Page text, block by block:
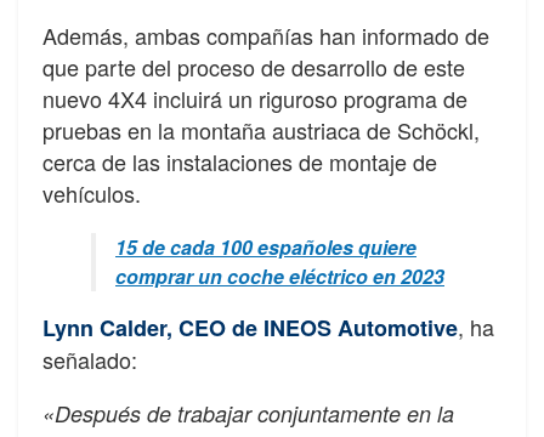
Además, ambas compañías han informado de
que parte del proceso de desarrollo de este
nuevo 4X4 incluirá un riguroso programa de
pruebas en la montaña austriaca de Schöckl,
cerca de las instalaciones de montaje de
vehículos.
15 de cada 100 españoles quiere
comprar un coche eléctrico en 2023
Lynn Calder, CEO de INEOS Automotive, ha
señalado:
«Después de trabajar conjuntamente en la